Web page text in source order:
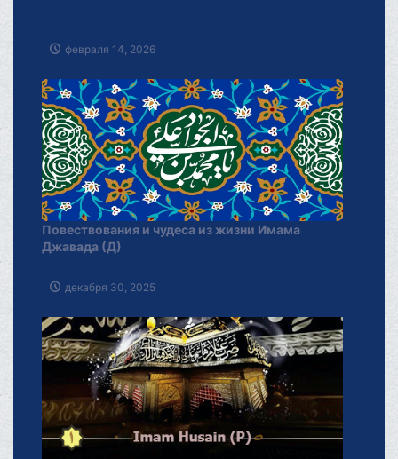
февраля 14, 2026
Повествования и чудеса из жизни Имама
Джавада (Д)
декабря 30, 2025